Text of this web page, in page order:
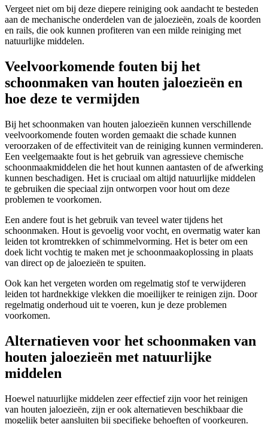
Vergeet niet om bij deze diepere reiniging ook aandacht te besteden
aan de mechanische onderdelen van de jaloezieën, zoals de koorden
en rails, die ook kunnen profiteren van een milde reiniging met
natuurlijke middelen.
Veelvoorkomende fouten bij het
schoonmaken van houten jaloezieën en
hoe deze te vermijden
Bij het schoonmaken van houten jaloezieën kunnen verschillende
veelvoorkomende fouten worden gemaakt die schade kunnen
veroorzaken of de effectiviteit van de reiniging kunnen verminderen.
Een veelgemaakte fout is het gebruik van agressieve chemische
schoonmaakmiddelen die het hout kunnen aantasten of de afwerking
kunnen beschadigen. Het is cruciaal om altijd natuurlijke middelen
te gebruiken die speciaal zijn ontworpen voor hout om deze
problemen te voorkomen.
Een andere fout is het gebruik van teveel water tijdens het
schoonmaken. Hout is gevoelig voor vocht, en overmatig water kan
leiden tot kromtrekken of schimmelvorming. Het is beter om een
doek licht vochtig te maken met je schoonmaakoplossing in plaats
van direct op de jaloezieën te spuiten.
Ook kan het vergeten worden om regelmatig stof te verwijderen
leiden tot hardnekkige vlekken die moeilijker te reinigen zijn. Door
regelmatig onderhoud uit te voeren, kun je deze problemen
voorkomen.
Alternatieven voor het schoonmaken van
houten jaloezieën met natuurlijke
middelen
Hoewel natuurlijke middelen zeer effectief zijn voor het reinigen
van houten jaloezieën, zijn er ook alternatieven beschikbaar die
mogelijk beter aansluiten bij specifieke behoeften of voorkeuren.